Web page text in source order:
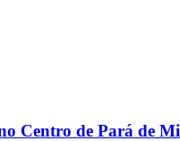
Centro de Pará de